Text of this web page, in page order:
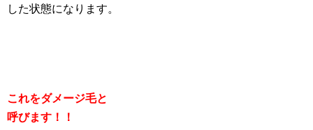
した状態になります。
これをダメージ毛と
呼びます！！